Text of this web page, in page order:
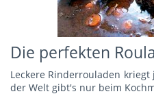
Die perfekten
Leckere Rinderrouladen
der Welt gibt's nur beim